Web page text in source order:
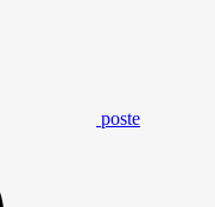
poste